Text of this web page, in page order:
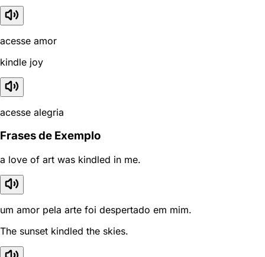
acesse amor
kindle joy
acesse alegria
Frases de Exemplo
a love of art was kindled in me.
um amor pela arte foi despertado em mim.
The sunset kindled the skies.